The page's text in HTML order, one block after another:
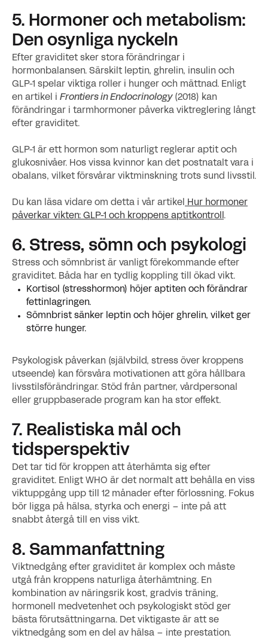
5. Hormoner och metabolism:
Den osynliga nyckeln
Efter graviditet sker stora förändringar i
hormonbalansen. Särskilt leptin, ghrelin, insulin och
GLP-1 spelar viktiga roller i hunger och mättnad. Enligt
en artikel i Frontiers in Endocrinology(2018) kan
förändringar i tarmhormoner påverka viktreglering långt
efter graviditet.
GLP-1 är ett hormon som naturligt reglerar aptit och
glukosnivåer. Hos vissa kvinnor kan det postnatalt vara i
obalans, vilket försvårar viktminskning trots sund livsstil.
Du kan läsa vidare om detta i vår artikel
Hur hormoner
påverkar vikten: GLP-1 och kroppens aptitkontroll .
6. Stress, sömn och psykologi
Stress och sömnbrist är vanligt förekommande efter
graviditet. Båda har en tydlig koppling till ökad vikt.
Kortisol (stresshormon) höjer aptiten och förändrar
fettinlagringen.
Sömnbrist sänker leptin och höjer ghrelin, vilket ger
större hunger.
Psykologisk påverkan (självbild, stress över kroppens
utseende) kan försvåra motivationen att göra hållbara
livsstilsförändringar. Stöd från partner, vårdpersonal
eller gruppbaserade program kan ha stor effekt.
7. Realistiska mål och
tidsperspektiv
Det tar tid för kroppen att återhämta sig efter
graviditet. Enligt WHO är det normalt att behålla en viss
viktuppgång upp till 12 månader efter förlossning. Fokus
bör ligga på hälsa, styrka och energi – inte på att
snabbt återgå till en viss vikt.
8. Sammanfattning
Viktnedgång efter graviditet är komplex och måste
utgå från kroppens naturliga återhämtning. En
kombination av näringsrik kost, gradvis träning,
hormonell medvetenhet och psykologiskt stöd ger
bästa förutsättningarna. Det viktigaste är att se
viktnedgång som en del av hälsa – inte prestation.